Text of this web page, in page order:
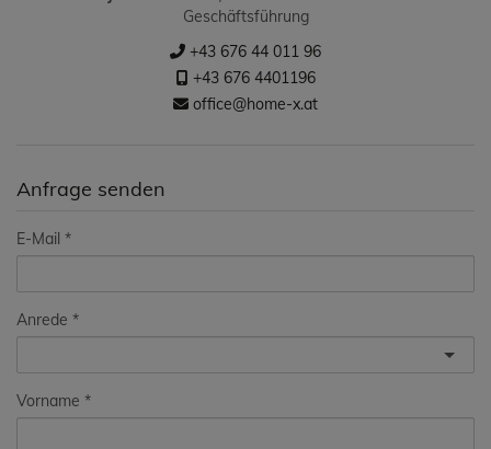
Geschäftsführung
+43 676 44 011 96
+43 676 4401196
office@home-x.at
Anfrage senden
E-Mail
Anrede
Vorname